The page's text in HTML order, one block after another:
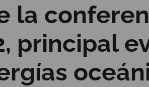
la
principal